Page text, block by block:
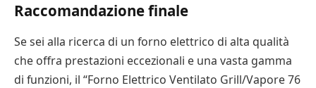
Raccomandazione finale
Se sei alla ricerca di un forno elettrico di alta qualità
che offra prestazioni eccezionali e una vasta gamma
di funzioni, il “Forno Elettrico Ventilato Grill/Vapore 76